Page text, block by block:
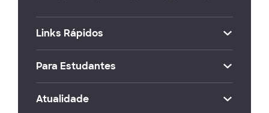
Links Rápidos
Para Estudantes
Atualidade